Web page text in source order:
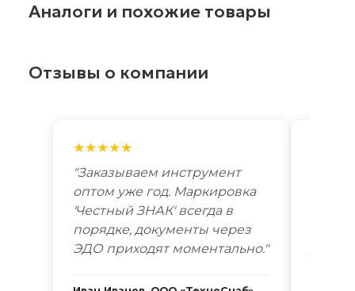
Аналоги и похожие товары
Отзывы о компании
★★★★★
"Заказываем инструмент
оптом уже год. Маркировка
'Честный ЗНАК' всегда в
порядке, документы через
ЭДО приходят моментально."